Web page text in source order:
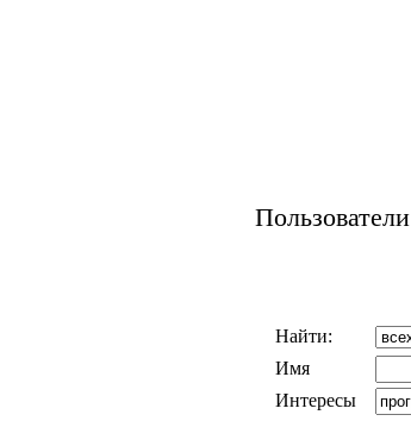
Пользователи
Найти:
Имя
Интересы